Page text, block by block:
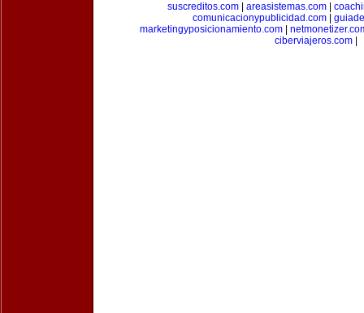
suscreditos.com
areasistemas.com
comunicacionypublicidad.com
marketingyposicionamiento.com|
ciberviajeros.com